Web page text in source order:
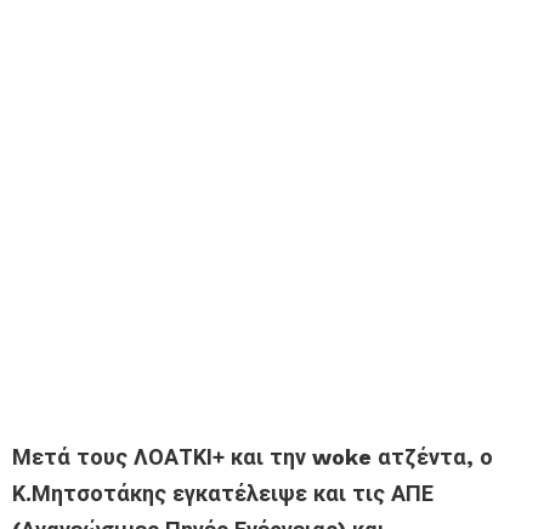
Μετά τους ΛΟΑΤΚΙ+ και την woke ατζέντα, ο
Κ.Μητσοτάκης εγκατέλειψε και τις ΑΠΕ